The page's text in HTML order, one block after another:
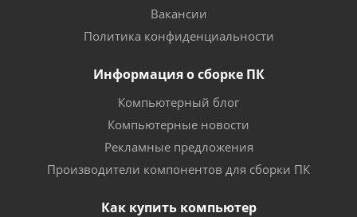
Вакансии
Политика конфиденциальности
Информация о сборке ПК
Компьютерный блог
Компьютерные новости
Рекламные предложения
Производители компонентов для сборки ПК
Как купить компьютер